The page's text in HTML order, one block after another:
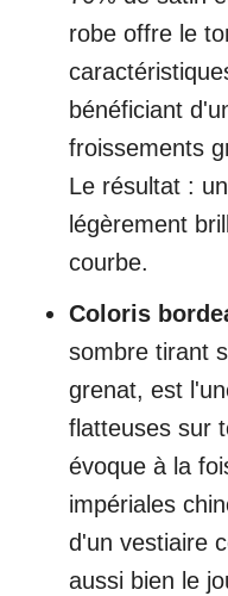
robe offre le
bénéficiant
froissements
Le résultat :
légèrement
courbe.
Coloris
sombre tirant
grenat, est
flatteuses sur
évoque à la
impériales
d'un vestiaire
aussi bien le